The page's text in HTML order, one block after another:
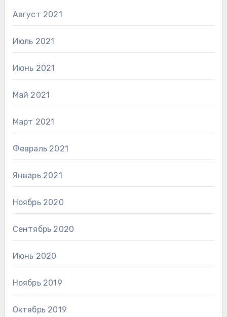
Август 2021
Июль 2021
Июнь 2021
Май 2021
Март 2021
Февраль 2021
Январь 2021
Ноябрь 2020
Сентябрь 2020
Июнь 2020
Ноябрь 2019
Октябрь 2019